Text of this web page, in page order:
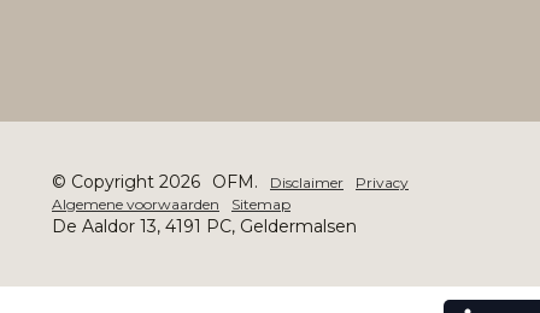
© Copyright 2026 OFM. Disclaimer
Privacy
Algemene voorwaarden
Sitemap
De Aaldor 13, 4191 PC, Geldermalsen